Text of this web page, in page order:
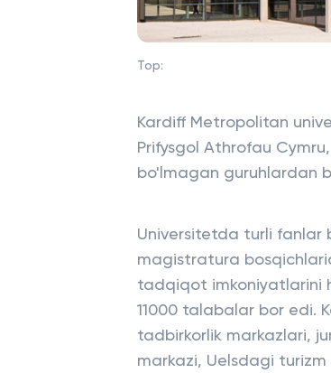
Top:
Kardiff Metropolitan
Prifysgol Athrofau
bo'lmagan guruhlardan
Universitetda turli fanlar
magistratura
tadqiqot imkoniyatlarini
11000 talabalar bor edi.
tadbirkorlik markazlari,
markazi, Uelsdagi